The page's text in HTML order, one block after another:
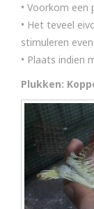
• Voorkom
• Het teveel
stimuleren
• Plaats indien
Plukken: